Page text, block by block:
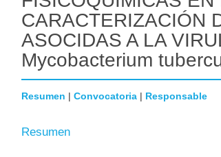
CARACTERIZACIÓN
ASOCIDAS A LA
Mycobacterium
Resumen | Convocatoria | Responsable
Resumen